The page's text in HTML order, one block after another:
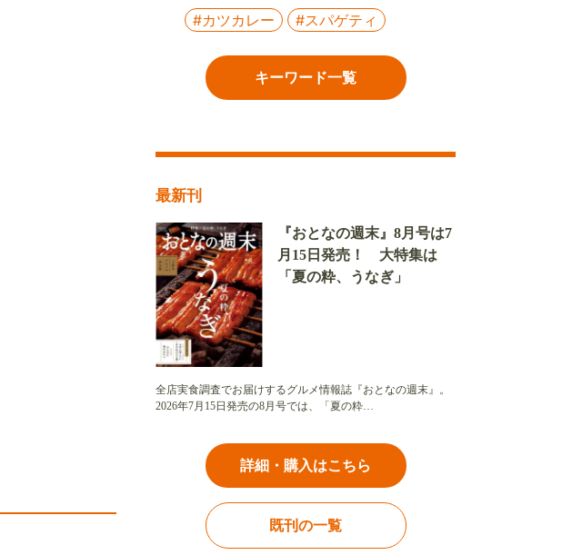
#カツカレー
#スパゲティ
キーワード一覧
最新刊
『おとなの週末』8月号は7
月15日発売！ 大特集は
「夏の粋、うなぎ」
全店実食調査でお届けするグルメ情報誌『おとなの週末』。
2026年7月15日発売の8月号では、「夏の粋…
詳細・購入はこちら
既刊の一覧